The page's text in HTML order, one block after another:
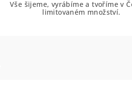
Vše šijeme, vyrábíme a tvoříme v
limitovaném množství.